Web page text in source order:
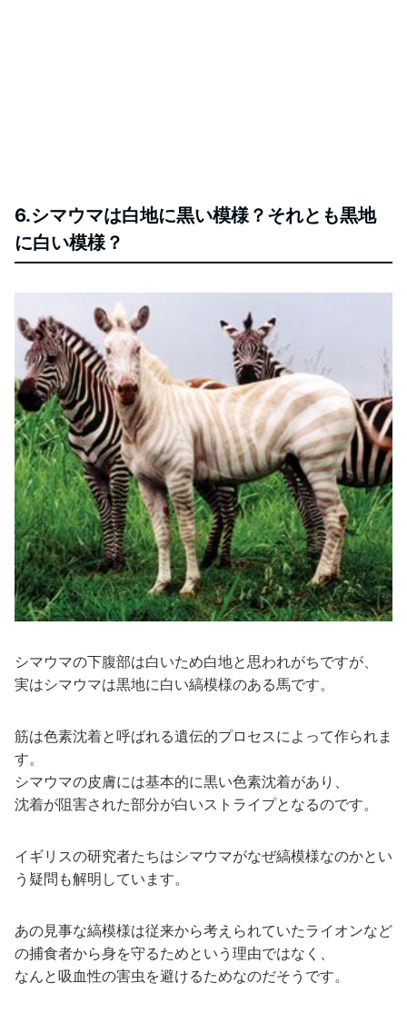
6.シマウマは白地に黒い模様？それとも黒地
に白い模様？
シマウマの下腹部は白いため白地と思われがちですが、
実はシマウマは黒地に白い縞模様のある馬です。
筋は色素沈着と呼ばれる遺伝的プロセスによって作られま
す。
シマウマの皮膚には基本的に黒い色素沈着があり、
沈着が阻害された部分が白いストライプとなるのです。
イギリスの研究者たちはシマウマがなぜ縞模様なのかとい
う疑問も解明しています。
あの見事な縞模様は従来から考えられていたライオンなど
の捕食者から身を守るためという理由ではなく、
なんと吸血性の害虫を避けるためなのだそうです。